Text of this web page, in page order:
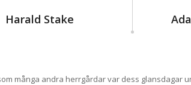
Harald Stake
många andra herrgårdar var dess glansdagar